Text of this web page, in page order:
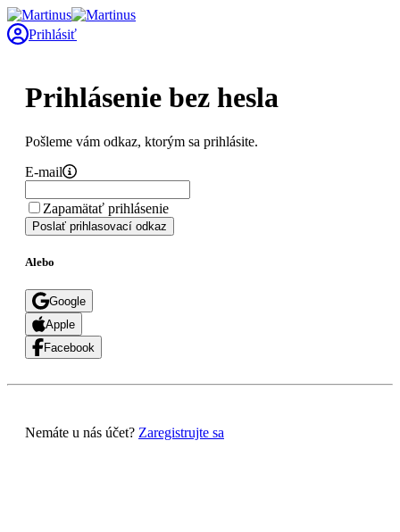
Prihlásiť
Prihlásenie bez hesla
Pošleme vám odkaz, ktorým sa prihlásite.
E-mail
Zapamätať prihlásenie
Poslať prihlasovací odkaz
Alebo
Google
Apple
Facebook
Nemáte u nás účet? Zaregistrujte sa